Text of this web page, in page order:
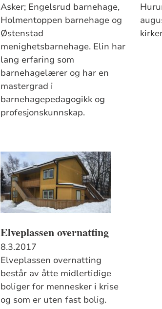
Asker; Engelsrud barnehage,
Holmentoppen barnehage og
Østenstad
menighetsbarnehage. Elin har
lang erfaring som
barnehagelærer og har en
mastergrad i
barnehagepedagogikk og
profesjonskunnskap.
Elveplassen overnatting
8.3.2017
Elveplassen overnatting
består av åtte midlertidige
boliger for mennesker i krise
og som er uten fast bolig.